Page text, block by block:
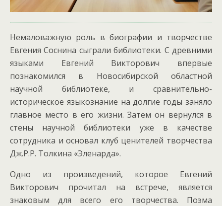
Немаловажную роль в биографии и творчестве
Евгения Соснина сыграли библиотеки. С древними
языками Евгений Викторович впервые
познакомился в Новосибирской областной
научной библиотеке, и сравнительно-
историческое языкознание на долгие годы заняло
главное место в его жизни. Затем он вернулся в
стены научной библиотеки уже в качестве
сотрудника и основал клуб ценителей творчества
Дж.Р.Р. Толкина «Эленарда».
Одно из произведений, которое Евгений
Викторович прочитал на встрече, является
знаковым для всего его творчества. Поэма